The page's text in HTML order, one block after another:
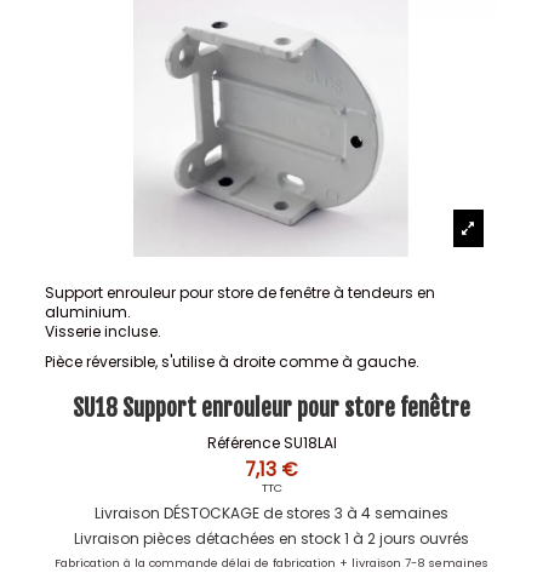
Support enrouleur pour store de fenêtre à tendeurs en
aluminium.
Visserie incluse.
Pièce réversible, s'utilise à droite comme à gauche.
SU18 Support enrouleur pour store fenêtre
Référence SU18LAI
7,13 €
TTC
Livraison DÉSTOCKAGE de stores 3 à 4 semaines
Livraison pièces détachées en stock 1 à 2 jours ouvrés
Fabrication à la commande délai de fabrication + livraison 7-8 semaines